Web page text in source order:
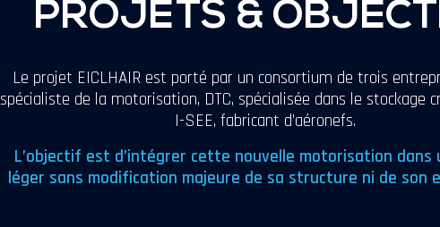
PROJETS &
Le projet EICLHAIR est porté par un consortium de trois
spécialiste de la motorisation, DTC, spécialisée dans le stockage
I-SEE, fabricant d’aéronefs.
L’objectif est d’intégrer cette nouvelle motorisation dans
léger sans modification majeure de sa structure ni de son